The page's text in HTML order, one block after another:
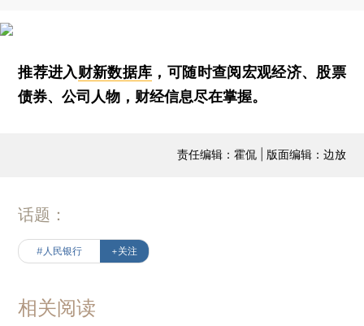
推荐进入财新数据库 ，可随时查阅宏观经济、股票
债券、公司人物，财经信息尽在掌握。
责任编辑：霍侃 | 版面编辑：边放
话题：
#人民银行 +关注
相关阅读